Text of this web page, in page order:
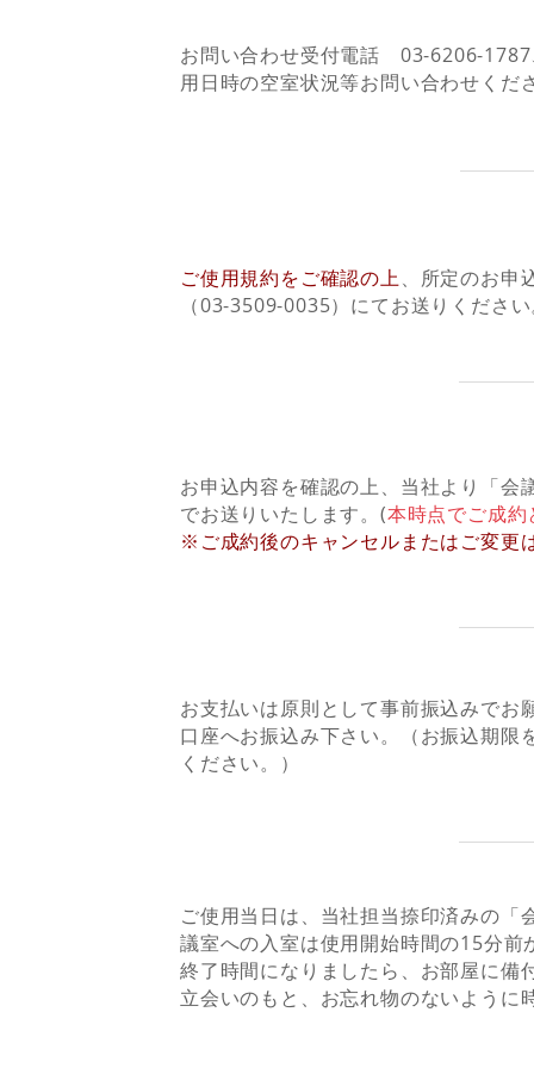
お問い合わせ受付電話 03-6206-1787
用日時の空室状況等お問い合わせくだ
ご使用規約をご確認の上、所定のお申
（03-3509-0035）にてお送りくださ
お申込内容を確認の上、当社より「会
でお送りいたします。(本時点でご成約
※ご成約後のキャンセルまたはご変更
お支払いは原則として事前振込みでお
口座へお振込み下さい。（お振込期限
ください。）
ご使用当日は、当社担当捺印済みの
議室への入室は使用開始時間の15分前
終了時間になりましたら、お部屋に備
立会いのもと、お忘れ物のないように